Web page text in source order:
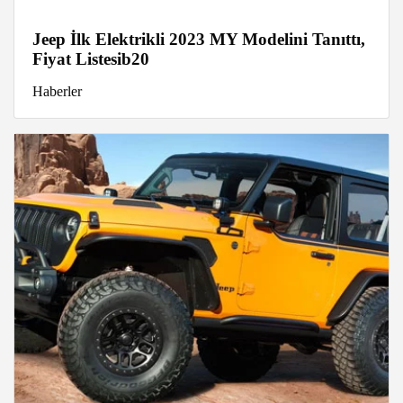
Jeep İlk Elektrikli 2023 MY Modelini Tanıttı,
Fiyat Listesib20
Haberler